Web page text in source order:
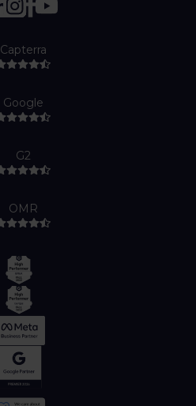
Capterra
Google
G2
OMR